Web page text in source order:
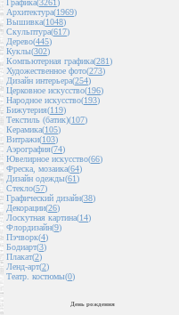
Графика(3261)
Архитектура(1969)
Вышивка(1048)
Скульптура(617)
Дерево(445)
Куклы(302)
Компьютерная графика(281)
Художественное фото(273)
Дизайн интерьера(254)
Церковное искусство(196)
Народное искусство(193)
Бижутерия(119)
Текстиль (батик)(107)
Керамика(105)
Витражи(103)
Аэрография(74)
Ювелирное искусство(66)
Фреска, мозаика(64)
Дизайн одежды(61)
Стекло(57)
Графический дизайн(38)
Декорации(26)
Лоскутная картина(14)
Флордизайн(9)
Пэчворк(4)
Бодиарт(3)
Плакат(2)
Ленд-арт(2)
Театр. костюмы(0)
День рождения